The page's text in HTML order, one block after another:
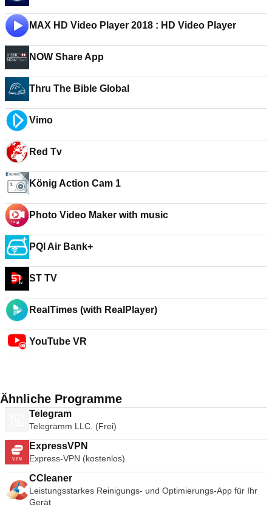
MAX HD Video Player 2018 : HD Video Player
NOW Share App
Thru The Bible Global
Vimo
Red Tv
König Action Cam 1
Photo Video Maker with music
PQI Air Bank+
ST TV
RealTimes (with RealPlayer)
YouTube VR
Ähnliche Programme
Telegram
Telegramm LLC. (Frei)
ExpressVPN
Express-VPN (kostenlos)
CCleaner
Leistungsstarkes Reinigungs- und Optimierungs-App für Ihr
Gerät